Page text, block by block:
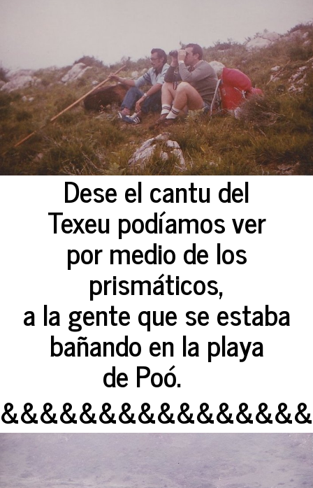
Dese el cantu del
Texeu podíamos ver
por medio de los
prismáticos,
a la gente que se estaba
bañando en la playa
de Poó.